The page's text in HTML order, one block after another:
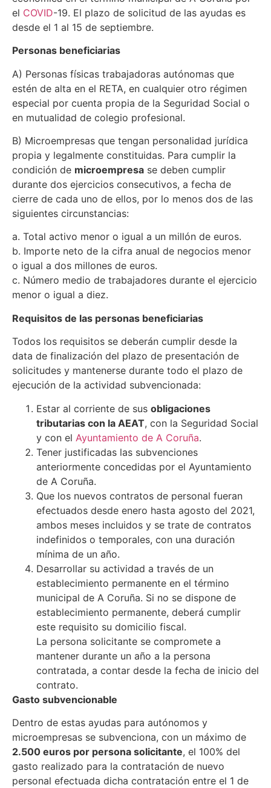
el COVID-19. El plazo de solicitud de las ayudas es
desde el 1 al 15 de septiembre.
Personas beneficiarias
A) Personas físicas trabajadoras autónomas que
estén de alta en el RETA, en cualquier otro régimen
especial por cuenta propia de la Seguridad Social o
en mutualidad de colegio profesional.
B) Microempresas que tengan personalidad jurídica
propia y legalmente constituidas. Para cumplir la
condición de microempresa se deben cumplir
durante dos ejercicios consecutivos, a fecha de
cierre de cada uno de ellos, por lo menos dos de las
siguientes circunstancias:
a. Total activo menor o igual a un millón de euros.
b. Importe neto de la cifra anual de negocios menor
o igual a dos millones de euros.
c. Número medio de trabajadores durante el ejercicio
menor o igual a diez.
Requisitos de las personas beneficiarias
Todos los requisitos se deberán cumplir desde la
data de finalización del plazo de presentación de
solicitudes y mantenerse durante todo el plazo de
ejecución de la actividad subvencionada:
Estar al corriente de sus obligaciones
tributarias con la AEAT, con la Seguridad Social
y con el Ayuntamiento de A Coruña.
Tener justificadas las subvenciones
anteriormente concedidas por el Ayuntamiento
de A Coruña.
Que los nuevos contratos de personal fueran
efectuados desde enero hasta agosto del 2021,
ambos meses incluidos y se trate de contratos
indefinidos o temporales, con una duración
mínima de un año.
Desarrollar su actividad a través de un
establecimiento permanente en el término
municipal de A Coruña. Si no se dispone de
establecimiento permanente, deberá cumplir
este requisito su domicilio fiscal.
La persona solicitante se compromete a
mantener durante un año a la persona
contratada, a contar desde la fecha de inicio del
contrato.
Gasto subvencionable
Dentro de estas ayudas para autónomos y
microempresas se subvenciona, con un máximo de
2.500 euros por persona solicitante, el 100% del
gasto realizado para la contratación de nuevo
personal efectuada dicha contratación entre el 1 de